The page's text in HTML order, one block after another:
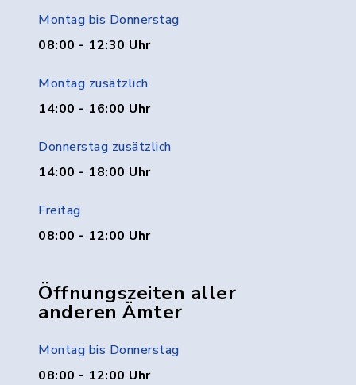
Montag bis Donnerstag
08:00 - 12:30 Uhr
Montag zusätzlich
14:00 - 16:00 Uhr
Donnerstag zusätzlich
14:00 - 18:00 Uhr
Freitag
08:00 - 12:00 Uhr
Öffnungszeiten aller
anderen Ämter
Montag bis Donnerstag
08:00 - 12:00 Uhr